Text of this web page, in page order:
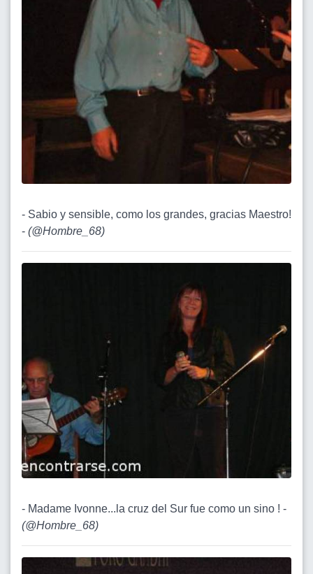
- Sabio y sensible, como los grandes, gracias Maestro!
- (@Hombre_68)
- Madame Ivonne...la cruz del Sur fue como un sino ! -
(@Hombre_68)